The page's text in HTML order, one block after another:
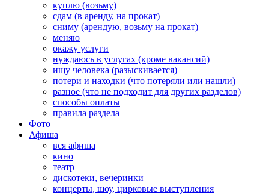
куплю (возьму)
сдам (в аренду, на прокат)
сниму (арендую, возьму на прокат)
меняю
окажу услуги
нуждаюсь в услугах (кроме вакансий)
ищу человека (разыскивается)
потери и находки (что потеряли или нашли)
разное (что не подходит для других разделов)
способы оплаты
правила раздела
Фото
Афиша
вся афиша
кино
театр
дискотеки, вечеринки
концерты, шоу, цирковые выступления